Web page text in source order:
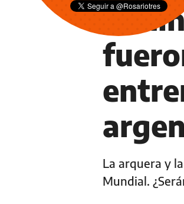
La arquera y
Mundial.